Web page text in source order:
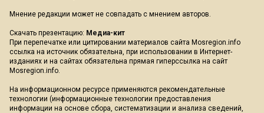
Мнение редакции может не совпадать с мнением авторов.
Скачать презентацию: Медиа-кит
При перепечатке или цитировании материалов сайта Mosregion.info
ссылка на источник обязательна, при использовании в Интернет-
изданиях и на сайтах обязательна прямая гиперссылка на сайт
Mosregion.info.
На информационном ресурсе применяются рекомендательные
технологии (информационные технологии предоставления
информации на основе сбора, систематизации и анализа сведений,